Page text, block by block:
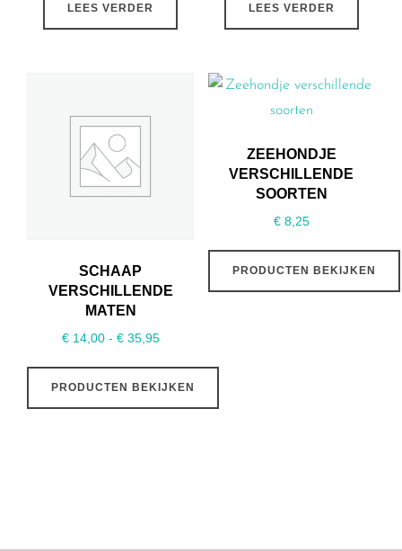
LEES VERDER LEES VERDER
SCHAAP
VERSCHILLENDE
MATEN
€14,00 - €35,95Prijsklasse:
tot
PRODUCTEN BEKIJKEN
ZEEHONDJE
VERSCHILLENDE
SOORTEN
€8,25
PRODUCTEN BEKIJKEN